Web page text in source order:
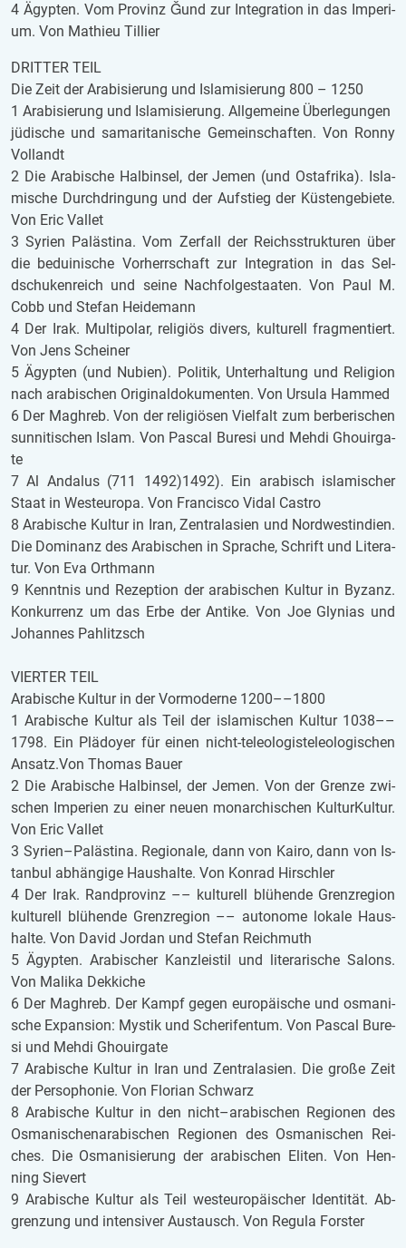
4 Ägyp­ten. Vom Pro­vinz Ǧund zur In­te­gra­ti­on in das Im­pe­ri­
um. Von Mathieu Til­lier
DRIT­TER TEIL
Die Zeit der Ara­bi­sie­rung und Is­la­mi­sie­rung 800 – 1250
1 Ara­bi­sie­rung und Is­la­mi­sie­rung. All­ge­mei­ne Über­le­gun­gen
jü­di­sche und sa­ma­ri­ta­ni­sche Ge­mein­schaf­ten. Von Ronny
Voll­andt
2 Die Ara­bi­sche Halb­in­sel, der Jemen (und Ost­afri­ka). Is­la­
mi­sche Durch­drin­gung und der Auf­stieg der Küs­ten­ge­bie­te.
Von Eric Val­let
3 Sy­ri­en Pa­läs­ti­na. Vom Zer­fall der Reichs­struk­tu­ren über
die be­du­i­ni­sche Vor­herr­schaft zur In­te­gra­ti­on in das Sel­
dschu­ken­reich und seine Nach­fol­ge­staa­ten. Von Paul M.
Cobb und Ste­fan Hei­de­mann
4 Der Irak. Mul­ti­po­lar, re­li­gi­ös di­vers, kul­tu­rell frag­men­tiert.
Von Jens Schei­ner
5 Ägyp­ten (und Nu­bi­en). Po­li­tik, Un­ter­hal­tung und Re­li­gi­on
nach ara­bi­schen Ori­gi­nal­do­ku­men­ten. Von Ur­su­la Ham­med
6 Der Ma­ghreb. Von der re­li­gi­ö­sen Viel­falt zum ber­be­ri­schen
sun­ni­ti­schen Islam. Von Pas­cal Bu­re­si und Mehdi Ghouir­ga­
te
7 Al An­da­lus (711 1492)1492). Ein ara­bisch is­la­mi­scher
Staat in West­eu­ro­pa. Von Fran­cis­co Vidal Cas­tro
8 Ara­bi­sche Kul­tur in Iran, Zen­tral­asi­en und Nord­west­in­di­en.
Die Do­mi­nanz des Ara­bi­schen in Spra­che, Schrift und Li­te­ra­
tur. Von Eva Orth­mann
9 Kennt­nis und Re­zep­ti­on der ara­bi­schen Kul­tur in By­zanz.
Kon­kur­renz um das Erbe der An­ti­ke. Von Joe Gly­ni­as und
Jo­han­nes Pahlitz­sch
VIER­TER TEIL
Ara­bi­sche Kul­tur in der Vor­mo­der­ne 1200––1800
1 Ara­bi­sche Kul­tur als Teil der is­la­mi­schen Kul­tur 1038––
1798. Ein Plä­doy­er für einen nicht-te­leo­lo­gis­te­leo­lo­gi­schen
An­satz.Von Tho­mas Bauer
2 Die Ara­bi­sche Halb­in­sel, der Jemen. Von der Gren­ze zwi­
schen Im­pe­ri­en zu einer neuen mon­ar­chi­schen Kul­tur­Kul­tur.
Von Eric Val­let
3 Sy­ri­en–Pa­läs­ti­na. Re­gi­o­na­le, dann von Kairo, dann von Is­
tan­bul ab­hän­gi­ge Haus­hal­te. Von Kon­rad Hirsch­ler
4 Der Irak. Rand­pro­vinz –– kul­tu­rell blü­hen­de Grenz­re­gi­on
kul­tu­rell blü­hen­de Grenz­re­gi­on –– au­to­no­me lo­ka­le Haus­
hal­te. Von David Jor­dan und Ste­fan Reich­muth
5 Ägyp­ten. Ara­bi­scher Kanz­lei­stil und li­te­ra­ri­sche Sa­lons.
Von Ma­li­ka Dek­ki­che
6 Der Ma­ghreb. Der Kampf gegen eu­ro­päi­sche und os­ma­ni­
sche Ex­pan­si­on: Mys­tik und Sche­ri­fen­tum. Von Pas­cal Bu­re­
si und Mehdi Ghouir­ga­te
7 Ara­bi­sche Kul­tur in Iran und Zen­tral­asi­en. Die große Zeit
der Per­so­pho­nie. Von Flo­ri­an Schwarz
8 Ara­bi­sche Kul­tur in den nicht–ara­bi­schen Re­gi­o­nen des
Os­ma­ni­schen­ara­bi­schen Re­gi­o­nen des Os­ma­ni­schen Rei­
ches. Die Os­ma­ni­sie­rung der ara­bi­schen Eli­ten. Von Hen­
ning Sie­vert
9 Ara­bi­sche Kul­tur als Teil west­eu­ro­päi­scher Iden­ti­tät. Ab­
gren­zung und in­ten­si­ver Aus­tausch. Von Re­gu­la Fors­ter